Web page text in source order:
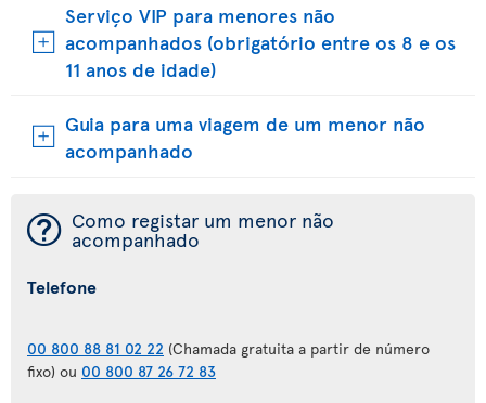
Serviço VIP para menores não
acompanhados (obrigatório entre os 8 e os
11 anos de idade)
Guia para uma viagem de um menor não
acompanhado
¯ Como registar um menor não
acompanhado
Telefone
00 800 88 81 02 22 (Chamada gratuita a partir de número
fixo) ou 00 800 87 26 72 83